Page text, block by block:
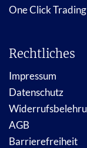
One Click Trading
Rechtliches
Impressum
Datenschutz
AGB
Barrierefreiheit